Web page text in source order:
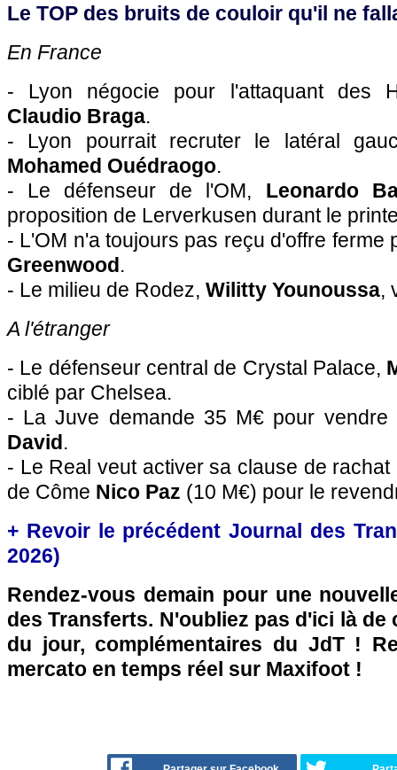
Le TOP des bruits de couloir qu'il ne
En France
- Lyon négocie pour l'attaquant des
Claudio Braga.
- Lyon pourrait recruter le latéral
Mohamed Ouédraogo.
- Le défenseur de l'OM, Leonardo
proposition de Lerverkusen durant le
- L'OM n'a toujours pas reçu d'offre ferme
Greenwood.
- Le milieu de Rodez, Wilitty Younoussa,
A l'étranger
- Le défenseur central de Crystal Palace,
ciblé par Chelsea.
- La Juve demande 35 M€ pour
David.
- Le Real veut activer sa clause de
de Côme Nico Paz (10 M€) pour le
+ Revoir le précédent Journal des
2026)
Rendez-vous demain pour une
des Transferts. N'oubliez pas d'ici là
du jour, complémentaires du JdT !
mercato en temps réel sur Maxifoot !